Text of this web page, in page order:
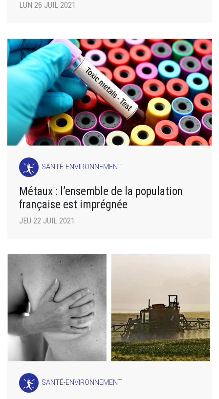
LUN 26 JUIL 2021
SANTÉ-ENVIRONNEMENT
Métaux : l’ensemble de la population
française est imprégnée
JEU 22 JUIL 2021
SANTÉ-ENVIRONNEMENT